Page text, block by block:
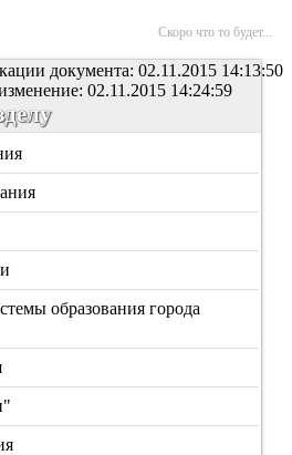
Скоро что то будет...
документа: 02.11.2015 14:13:50
02.11.2015 14:24:59
образования города